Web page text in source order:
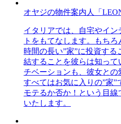
オヤジの物件案内人「
イタリアでは、自宅やイ
トをもてなします。もち
時間の長い”家”に投資す
結することを彼らは知っ
チベーションも、彼女との
すべてはお気に入りの”家
モテるか否か！という目
いたします。